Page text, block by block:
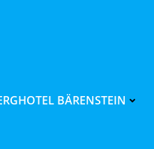
BÄRENSTEIN